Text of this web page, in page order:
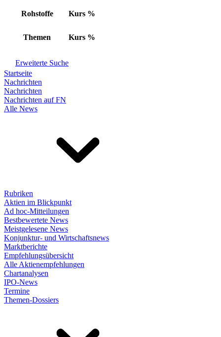
Rohstoffe Kurs %
Themen Kurs %
Erweiterte Suche
Startseite
Nachrichten
Nachrichten
Nachrichten auf FN
Alle News
Rubriken
Aktien im Blickpunkt
Ad hoc-Mitteilungen
Bestbewertete News
Meistgelesene News
Konjunktur- und Wirtschaftsnews
Marktberichte
Empfehlungsübersicht
Alle Aktienempfehlungen
Chartanalysen
IPO-News
Termine
Themen-Dossiers